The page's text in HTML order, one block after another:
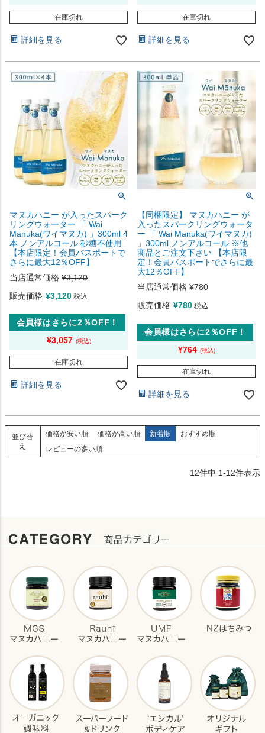
在庫切れ
詳細を見る
在庫切れ
詳細を見る
マヌカハニー が入ったスパーク
リングウォーター 「 Wai
Manuka(ワイマヌカ) 」300ml 4
本 ノンアルコール 砂糖不使用
【本店限定！会員パスポートで
さらに最大12％OFF】
当店通常価格 ¥3,120
販売価格 ¥3,120 税込
会員様はさらに2％OFF！
¥3,057
在庫切れ
詳細を見る
【同梱限定】 マヌカハニー が
入ったスパークリングウォータ
ー 「 Wai Manuka(ワイマヌカ)
」300ml ノンアルコール ※他
商品とご注文下さい 【本店限
定！会員パスポートでさらに最
大12％OFF】
当店通常価格 ¥780
販売価格 ¥780 税込
会員様はさらに2％OFF！
¥764
在庫切れ
詳細を見る
並び替
え
価格が安い順 価格が高い順 新着順
おすすめ順
レビューの多い順
12件中 1-12件表示